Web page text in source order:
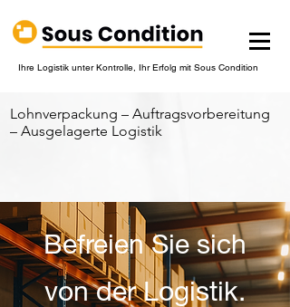
Ihre Logistik unter Kontrolle, Ihr Erfolg mit Sous Condition
Lohnverpackung – Auftragsvorbereitung
– Ausgelagerte Logistik
Befreien Sie sich
von der Logistik.